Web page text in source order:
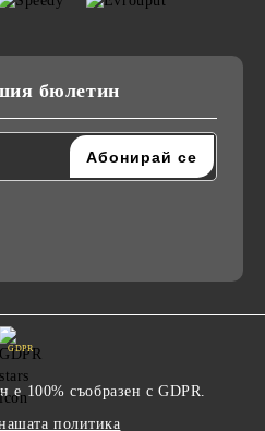
бюлетин
GDPR
е 100% съобразен с GDPR.
политика